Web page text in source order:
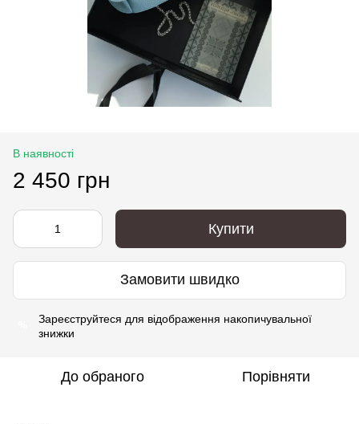
В наявності
2 450 грн
Купити
Замовити швидко
Зареєструйтеся для відображення накопичувальної
знижки
До обраного Порівняти